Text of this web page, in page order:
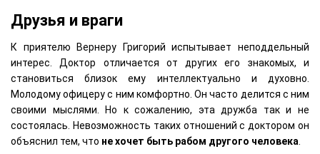
Друзья и враги
К приятелю Вернеру Григорий испытывает неподдельный
интерес. Доктор отличается от других его знакомых, и
становиться близок ему интеллектуально и духовно.
Молодому офицеру с ним комфортно. Он часто делится с ним
своими мыслями. Но к сожалению, эта дружба так и не
состоялась. Невозможность таких отношений с доктором он
объяснил тем, что не хочет быть рабом другого человека